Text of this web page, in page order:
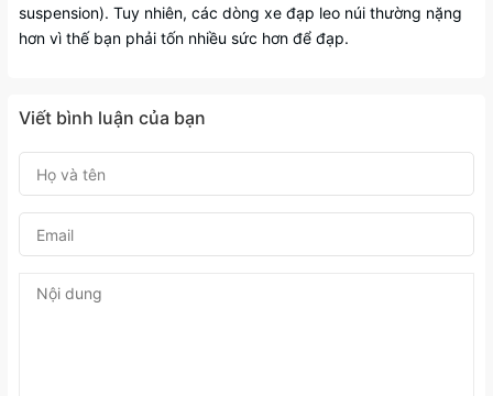
suspension). Tuy nhiên, các dòng xe đạp leo núi thường nặng
hơn vì thế bạn phải tốn nhiều sức hơn để đạp.
Viết bình luận của bạn